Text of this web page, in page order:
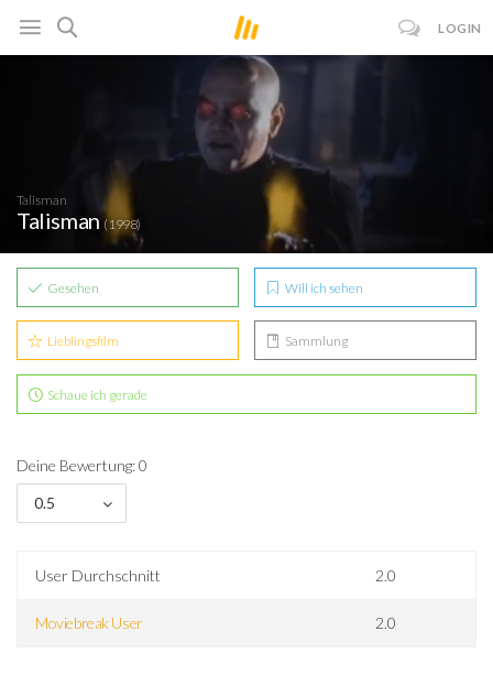
LOGIN
Talisman
Talisman(1998)
Gesehen Will ich sehen
Lieblingsfilm Sammlung
Schaue ich gerade
Deine Bewertung: 0
0.5
User Durchschnitt 2.0
Moviebreak User 2.0